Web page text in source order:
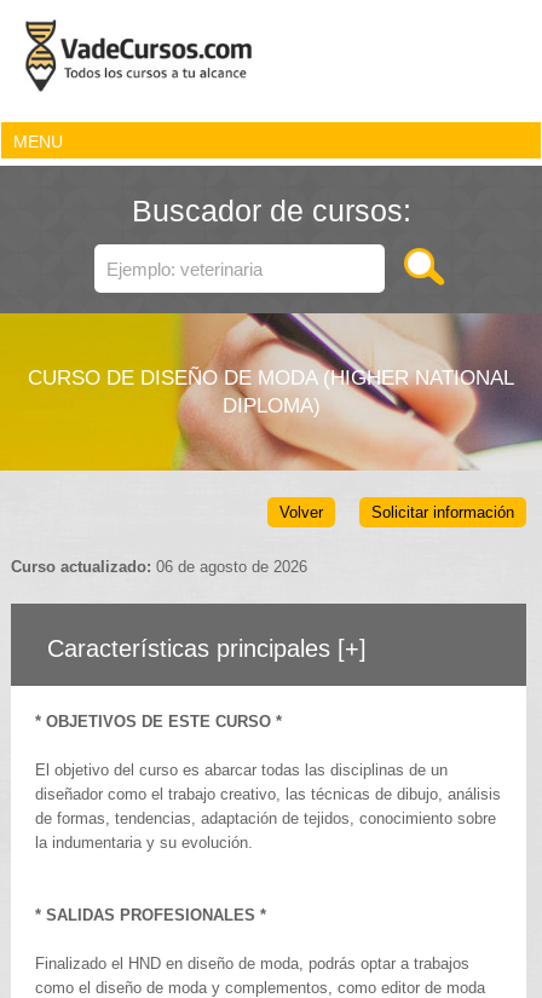
MENU
Buscador de cursos:
CURSO DE DISEÑO DE MODA (HIGHER NATIONAL
DIPLOMA)
Solicitar información
Volver
Curso actualizado: 06 de agosto de 2026
Características principales [+]
* OBJETIVOS DE ESTE CURSO *
El objetivo del curso es abarcar todas las disciplinas de un
diseñador como el trabajo creativo, las técnicas de dibujo, análisis
de formas, tendencias, adaptación de tejidos, conocimiento sobre
la indumentaria y su evolución.
* SALIDAS PROFESIONALES *
Finalizado el HND en diseño de moda, podrás optar a trabajos
como el diseño de moda y complementos, como editor de moda